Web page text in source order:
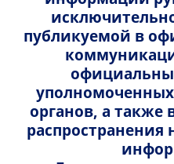
публикуемой в
органов, а также
Проездные документы
Правила регистрации
Приоритетная посадка
Поздравление на
Правила поведения
книгами и планшетами,
Электронные
как ноутбуки,
посадки.
Пассажирам следует
объявлений и
выключать электронные